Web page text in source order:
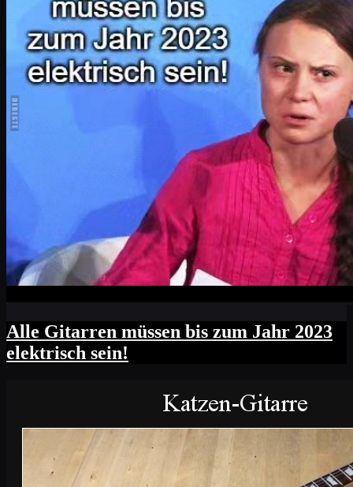
Alle Gitarren müssen bis zum Jahr 2023
elektrisch sein!